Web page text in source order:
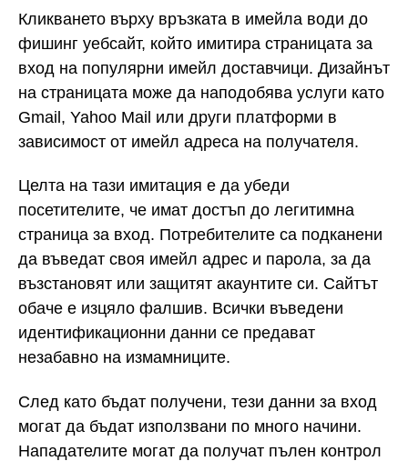
Кликването върху връзката в имейла води до
фишинг уебсайт, който имитира страницата за
вход на популярни имейл доставчици. Дизайнът
на страницата може да наподобява услуги като
Gmail, Yahoo Mail или други платформи в
зависимост от имейл адреса на получателя.
Целта на тази имитация е да убеди
посетителите, че имат достъп до легитимна
страница за вход. Потребителите са подканени
да въведат своя имейл адрес и парола, за да
възстановят или защитят акаунтите си. Сайтът
обаче е изцяло фалшив. Всички въведени
идентификационни данни се предават
незабавно на измамниците.
След като бъдат получени, тези данни за вход
могат да бъдат използвани по много начини.
Нападателите могат да получат пълен контрол